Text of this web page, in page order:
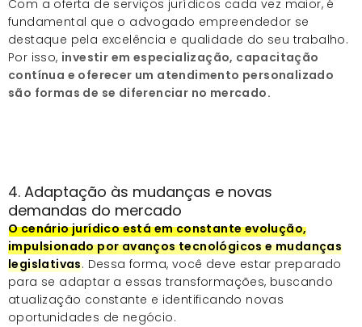
Com a oferta de serviços jurídicos cada vez maior, é
fundamental que o advogado empreendedor se
destaque pela excelência e qualidade do seu trabalho.
Por isso, investir em especialização, capacitação
contínua e oferecer um atendimento personalizado
são formas de se diferenciar no mercado.
4. Adaptação às mudanças e novas
demandas do mercado
O cenário jurídico está em constante evolução,
impulsionado por avanços tecnológicos e mudanças
legislativas. Dessa forma, você deve estar preparado
para se adaptar a essas transformações, buscando
atualização constante e identificando novas
oportunidades de negócio.